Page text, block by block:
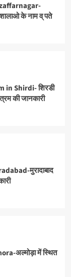
के नाम व् पते
in Shirdi- शिरडी
की जानकारी
मुरादाबाद
अल्मोड़ा में स्थित